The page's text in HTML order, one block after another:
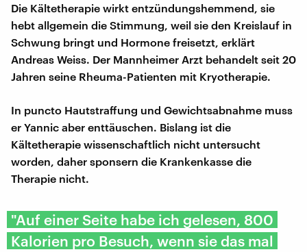
Die Kältetherapie wirkt entzündungshemmend, sie
hebt allgemein die Stimmung, weil sie den Kreislauf in
Schwung bringt und Hormone freisetzt, erklärt
Andreas Weiss. Der Mannheimer Arzt behandelt seit 20
Jahren seine Rheuma-Patienten mit Kryotherapie.
In puncto Hautstraffung und Gewichtsabnahme muss
er Yannic aber enttäuschen. Bislang ist die
Kältetherapie wissenschaftlich nicht untersucht
worden, daher sponsern die Krankenkasse die
Therapie nicht.
"Auf einer Seite habe ich gelesen, 800
Kalorien pro Besuch, wenn sie das mal